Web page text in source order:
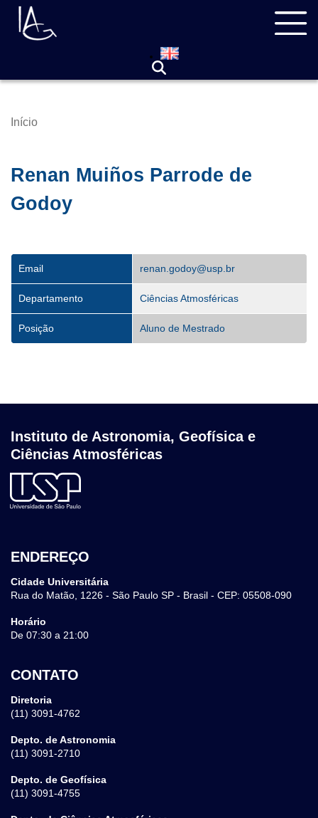
Pular
para
Trilha
Início
Renan Muiños Parrode de
Godoy
Email renan.godoy@usp.br
Departamento Ciências Atmosféricas
Posição Aluno de Mestrado
Instituto de Astronomia, Geofísica e
Ciências Atmosféricas
ENDEREÇO
Cidade Universitária
Rua do Matão, 1226 - São Paulo SP - Brasil - CEP: 05508-090
Horário
De 07:30 a 21:00
CONTATO
Diretoria
(11) 3091-4762
Depto. de Astronomia
(11) 3091-2710
Depto. de Geofísica
(11) 3091-4755